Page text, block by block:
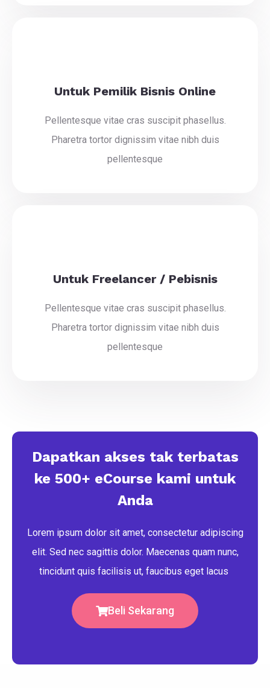
Untuk Pemilik Bisnis Online
Pellentesque vitae cras suscipit phasellus.
Pharetra tortor dignissim vitae nibh duis
pellentesque
Untuk Freelancer / Pebisnis
Pellentesque vitae cras suscipit phasellus.
Pharetra tortor dignissim vitae nibh duis
pellentesque
Dapatkan akses tak terbatas
ke 500+ eCourse kami untuk
Anda
Lorem ipsum dolor sit amet, consectetur adipiscing
elit. Sed nec sagittis dolor. Maecenas quam nunc,
tincidunt quis facilisis ut, faucibus eget lacus
Beli Sekarang